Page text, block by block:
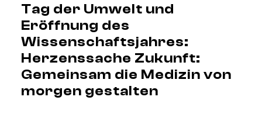
Tag der Umwelt und
Eröffnung des
Wissenschaftsjahres:
Herzenssache Zukunft:
Gemeinsam die Medizin von
morgen gestalten